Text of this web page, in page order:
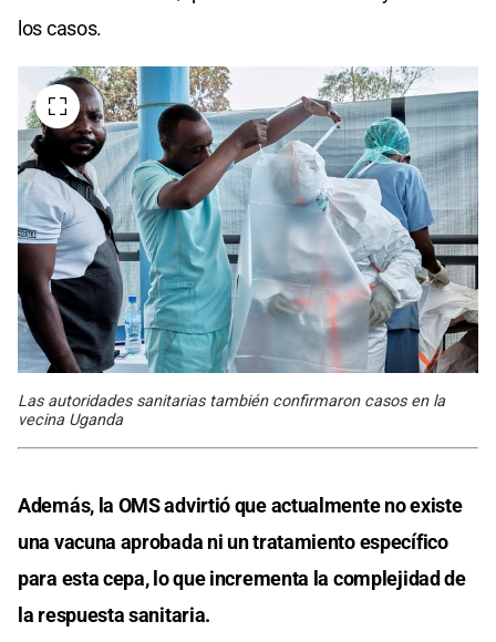
los casos.
Las autoridades sanitarias también confirmaron casos en la
vecina Uganda
Además, la OMS advirtió que actualmente no existe
una vacuna aprobada ni un tratamiento específico
para esta cepa, lo que incrementa la complejidad de
la respuesta sanitaria.